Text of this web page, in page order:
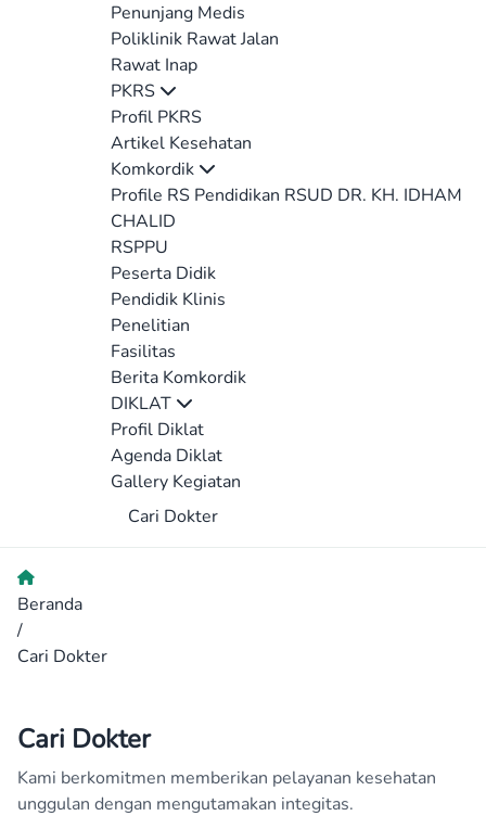
Penunjang Medis
Poliklinik Rawat Jalan
Rawat Inap
PKRS
Profil PKRS
Artikel Kesehatan
Komkordik
Profile RS Pendidikan RSUD DR. KH. IDHAM
CHALID
RSPPU
Peserta Didik
Pendidik Klinis
Penelitian
Fasilitas
Berita Komkordik
DIKLAT
Profil Diklat
Agenda Diklat
Gallery Kegiatan
Cari Dokter
Beranda
/
Cari Dokter
Cari Dokter
Kami berkomitmen memberikan pelayanan kesehatan
unggulan dengan mengutamakan integitas.